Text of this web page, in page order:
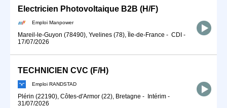
Electricien Photovoltaique B2B (H/F)
Emploi Manpower
Mareil-le-Guyon (78490), Yvelines (78), Île-de-France - CDI -
17/07/2026
TECHNICIEN CVC (F/H)
Emploi RANDSTAD
Plérin (22190), Côtes-d'Armor (22), Bretagne - Intérim -
31/07/2026